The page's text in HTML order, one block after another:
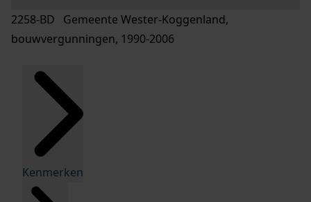
2258-BD Gemeente Wester-Koggenland,
bouwvergunningen, 1990-2006
Kenmerken